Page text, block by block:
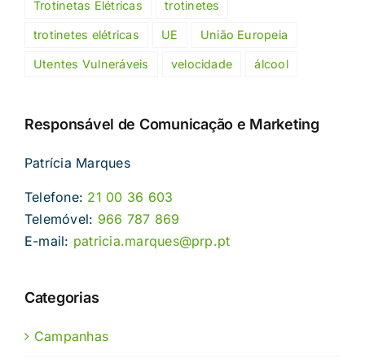
Trotinetas Elétricas trotinetes
trotinetes elétricas UE União Europeia
Utentes Vulneráveis velocidade álcool
Responsável de Comunicação e Marketing
Patrícia Marques
Telefone: 21 00 36 603
Telemóvel: 966 787 869
E-mail: patricia.marques@prp.pt
Categorias
Campanhas